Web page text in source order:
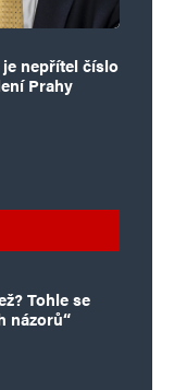
je nepřítel číslo
Prahy
Tohle se
názorů“